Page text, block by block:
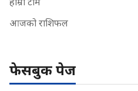
आजको राशिफल
फेसबुक पेज